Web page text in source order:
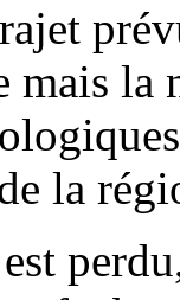
mais la
la